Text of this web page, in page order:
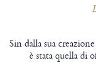
Sin dalla sua
è stata quella di